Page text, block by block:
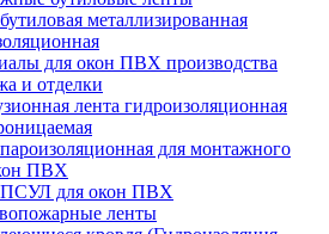
металлизированная
для окон ПВХ производства
и отделки
лента гидроизоляционная
для монтажного
ПВХ
ПСУЛ для окон ПВХ
ленты